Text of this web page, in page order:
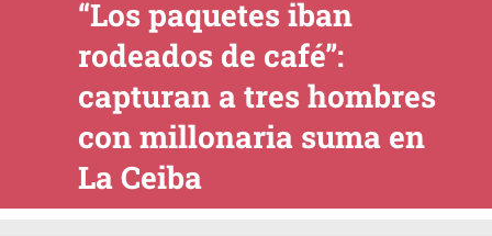
“Los paquetes iban
rodeados de café”:
capturan a tres hombres
con millonaria suma en
La Ceiba